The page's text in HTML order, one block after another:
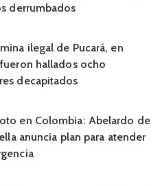
derrumbados
ilegal de Pucará, en
hallados ocho
decapitados
en Colombia: Abelardo de
anuncia plan para atender